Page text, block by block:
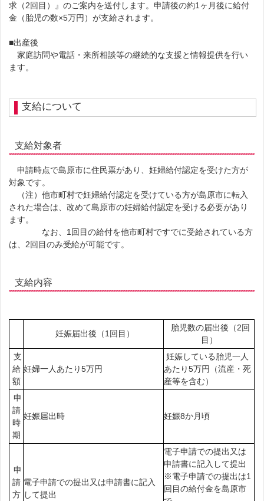
求（2回目）』のご案内を送付します。申請後の約1ヶ月後に給付
金（胎児の数×5万円）が支給されます。
■出産後
家庭訪問や電話・来所相談等の継続的な支援と情報提供を行い
ます。
支給について
支給対象者
申請時点で島原市に住民票があり、妊婦給付認定を受けた方が
対象です。
（注）他市町村で妊婦給付認定を受けている方が島原市に転入
された場合は、改めて島原市の妊婦給付認定を受ける必要があり
ます。
なお、1回目の給付を他市町村ですでに受給されている方
は、2回目のみ受給が可能です。
支給内容
妊娠届出後（1回目）
胎児数の届出後（2回
目）
支
給
額
妊婦一人あたり5万円
妊娠している胎児一人
あたり5万円（流産・死
産等を含む）
申
請
時
期
妊娠届出時 妊娠8か月頃
申
請
方
電子申請での提出又は申請書に記入
して提出
電子申請での提出又は
申請書に記入して提出
※電子申請での提出は1
回目の給付金を島原市